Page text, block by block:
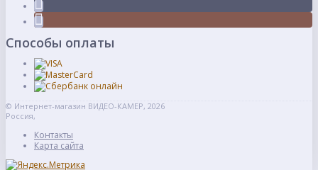
Способы оплаты
© Интернет-магазин ВИДЕО-КАМЕР, 2026
Россия,
Контакты
Карта сайта